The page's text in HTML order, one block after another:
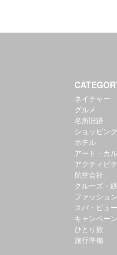
ネイチャー
グルメ
名所旧跡
ショッピン
ホテル
アート・カ
アクティビ
航空会社
クルーズ・
ファッション
スパ・ビュ
キャンペー
ひとり旅
旅行準備